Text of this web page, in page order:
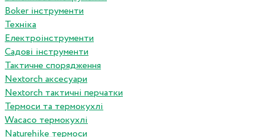
Boker інструменти
Техніка
Електроінструменти
Садові інструменти
Тактичне спорядження
Nextorch аксесуари
Nextorch тактичні перчатки
Термоси та термокухлі
Wacaco термокухлі
Naturehike термоси